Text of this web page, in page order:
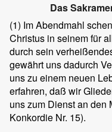
Das
(1) Im Abendmahl
Christus in seinem für
durch sein
gewährt uns dadurch
uns zu einem neuen
erfahren, daß wir
uns zum Dienst an den
Konkordie Nr. 15).